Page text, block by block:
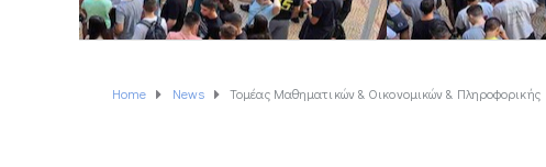
Home News Τομέας Μαθηματικών & Οικονομικών & Πληροφορικής